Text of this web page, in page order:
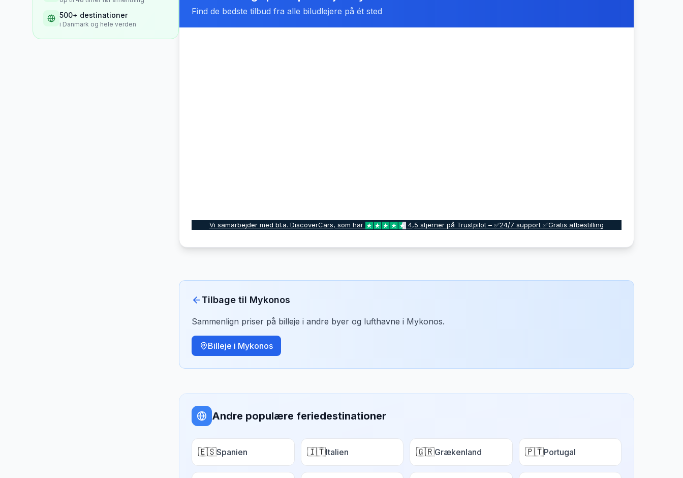
500+ destinationer
i Danmark og hele verden
Find de bedste tilbud fra alle biludlejere på ét sted
Vi samarbejder med bl.a. DiscoverCars, som har 4,5 stjerner på Trustpilot – ✅24/7 support ✅Gratis afbestilling
Tilbage til Mykonos
Sammenlign priser på billeje i andre byer og lufthavne i Mykonos.
Billeje i Mykonos
Andre populære feriedestinationer
🇪🇸Spanien 🇮🇹Italien 🇬🇷Grækenland 🇵🇹Portugal